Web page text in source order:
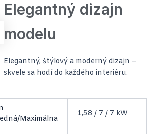
Elegantný dizajn
modelu
Elegantný, štýlový a moderný dizajn –
skvele sa hodí do každého interiéru.
Maximálna
1,58 / 7 / 7 kW